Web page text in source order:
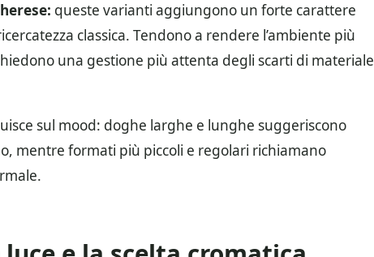
queste varianti aggiungono un forte carattere
classica. Tendono a rendere l’ambiente più
una gestione più attenta degli scarti di materiale
sul mood: doghe larghe e lunghe suggeriscono
mentre formati più piccoli e regolari richiamano